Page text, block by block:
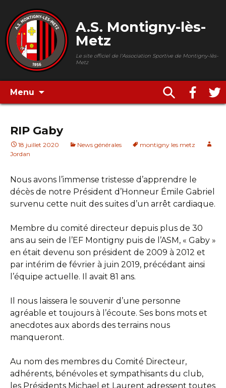
A.S. Montigny-lès-
Metz
Le site officiel de l'Association Sportive de Montigny-lès-
Metz
Menu
RIP Gaby
18 juillet 2020 News générales
montigny les metz
Jordan
Nous avons l’immense tristesse d’apprendre le
décès de notre Président d’Honneur Émile Gabriel
survenu cette nuit des suites d’un arrêt cardiaque.
Membre du comité directeur depuis plus de 30
ans au sein de l’EF Montigny puis de l’ASM, « Gaby »
en était devenu son président de 2009 à 2012 et
par intérim de février à juin 2019, précédant ainsi
l’équipe actuelle. Il avait 81 ans.
Il nous laissera le souvenir d’une personne
agréable et toujours à l’écoute. Ses bons mots et
anecdotes aux abords des terrains nous
manqueront.
Au nom des membres du Comité Directeur,
adhérents, bénévoles et sympathisants du club,
les Présidents Michael et Laurent adressent toutes